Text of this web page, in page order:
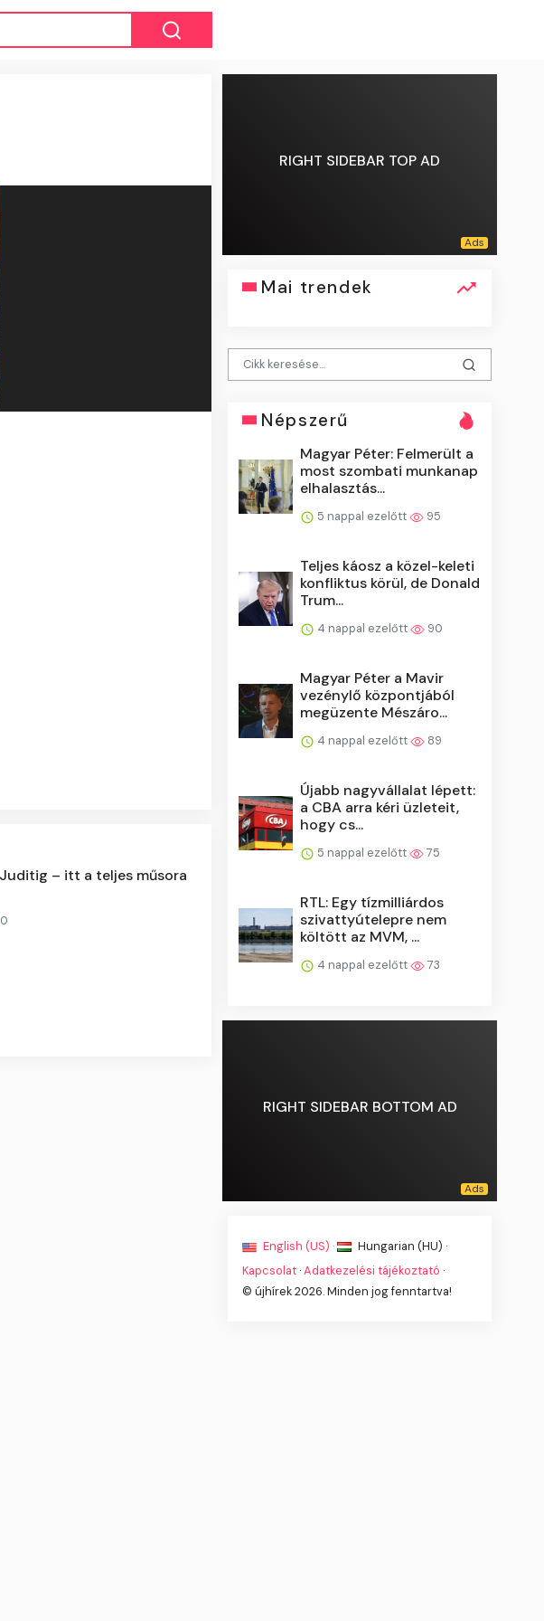
– itt a teljes műsora
0
RIGHT SIDEBAR TOP AD
Mai trendek
Népszerű
Magyar Péter: Felmerült a
most szombati munkanap
elhalasztás...
5 nappal ezelőtt 95
Teljes káosz a közel-keleti
konfliktus körül, de Donald
Trum...
4 nappal ezelőtt 90
Magyar Péter a Mavir
vezénylő központjából
megüzente Mészáro...
4 nappal ezelőtt 89
Újabb nagyvállalat lépett:
a CBA arra kéri üzleteit,
hogy cs...
5 nappal ezelőtt 75
RTL: Egy tízmilliárdos
szivattyútelepre nem
költött az MVM, ...
4 nappal ezelőtt 73
RIGHT SIDEBAR BOTTOM AD
English (US) ·
Hungarian (HU) ·
Kapcsolat ·Adatkezelési tájékoztató ·
© újhírek 2026. Minden jog fenntartva!